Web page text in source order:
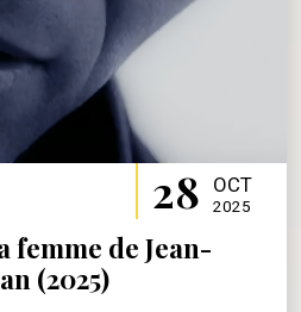
28 OCT
2025
femme de Jean-
(2025)